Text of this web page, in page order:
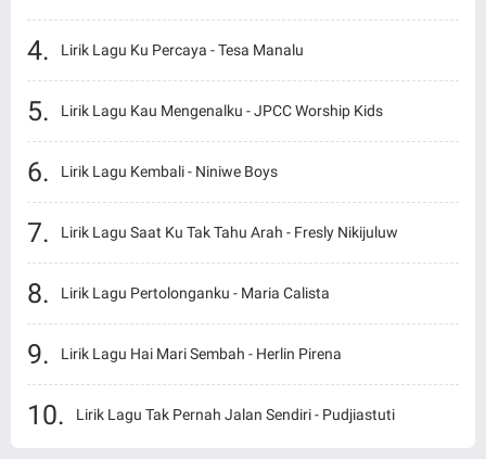
Lirik Lagu Ku Percaya - Tesa Manalu
Lirik Lagu Kau Mengenalku - JPCC Worship Kids
Lirik Lagu Kembali - Niniwe Boys
Lirik Lagu Saat Ku Tak Tahu Arah - Fresly Nikijuluw
Lirik Lagu Pertolonganku - Maria Calista
Lirik Lagu Hai Mari Sembah - Herlin Pirena
Lirik Lagu Tak Pernah Jalan Sendiri - Pudjiastuti